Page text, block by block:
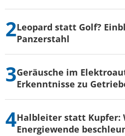
Leopard statt Golf?
Panzerstahl
Geräusche im
Erkenntnisse zu
Halbleiter statt Kupfer:
Energiewende